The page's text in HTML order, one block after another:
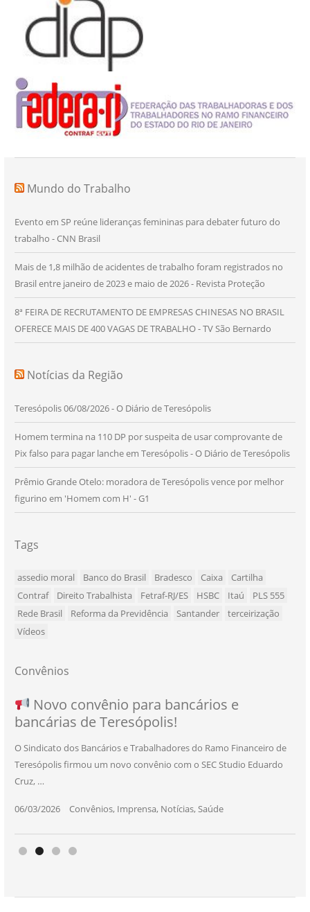
Mundo do Trabalho
Evento em SP reúne lideranças femininas para debater futuro do
trabalho - CNN Brasil
Mais de 1,8 milhão de acidentes de trabalho foram registrados no
Brasil entre janeiro de 2023 e maio de 2026 - Revista Proteção
8ª FEIRA DE RECRUTAMENTO DE EMPRESAS CHINESAS NO BRASIL
OFERECE MAIS DE 400 VAGAS DE TRABALHO - TV São Bernardo
Notícias da Região
Teresópolis 06/08/2026 - O Diário de Teresópolis
Homem termina na 110 DP por suspeita de usar comprovante de
Pix falso para pagar lanche em Teresópolis - O Diário de Teresópolis
Prêmio Grande Otelo: moradora de Teresópolis vence por melhor
figurino em 'Homem com H' - G1
Tags
assedio moral Banco do Brasil Bradesco Caixa
Cartilha
Contraf
Direito Trabalhista Fetraf-RJ/ES HSBC Itaú
PLS 555
Rede Brasil
Reforma da Previdência Santander
terceirização
Vídeos
Convênios
SEU NOVO BENEFÍCIO CHEGOU
Novo convênio para bancários e
bancárias de Teresópolis!
O Sindicato dos Bancários e Trabalhadores do Ramo Financeiro de
Teresópolis firmou um novo convênio com o SEC Studio Eduardo
Cruz, …
06/03/2026| Convênios, Imprensa, Notícias, Saúde
NOVO CONVÊNIO PARA VOCÊ, BANCÁRIO
E BANCÁRIA!
25/11/2025| Convênios, Imprensa, Notícias, Saúde
Convênio com a Rede de Ensino Técnico e
Centro de Qualificação Técnica